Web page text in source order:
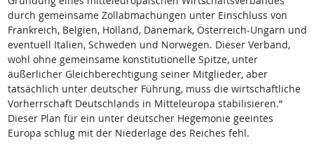
durch gemeinsame Zollabmachungen unter Einschluss von
Frankreich, Belgien, Holland, Dänemark, Österreich-Ungarn und
eventuell Italien, Schweden und Norwegen. Dieser Verband,
wohl ohne gemeinsame konstitutionelle Spitze, unter
äußerlicher Gleichberechtigung seiner Mitglieder, aber
tatsächlich unter deutscher Führung, muss die wirtschaftliche
Vorherrschaft Deutschlands in Mitteleuropa stabilisieren.“
Dieser Plan für ein unter deutscher Hegemonie geeintes
Europa schlug mit der Niederlage des Reiches fehl.